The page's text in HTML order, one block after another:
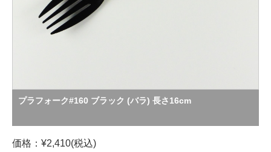
プラフォーク#160 ブラック (バラ) 長さ16cm
価格：¥2,410(税込)